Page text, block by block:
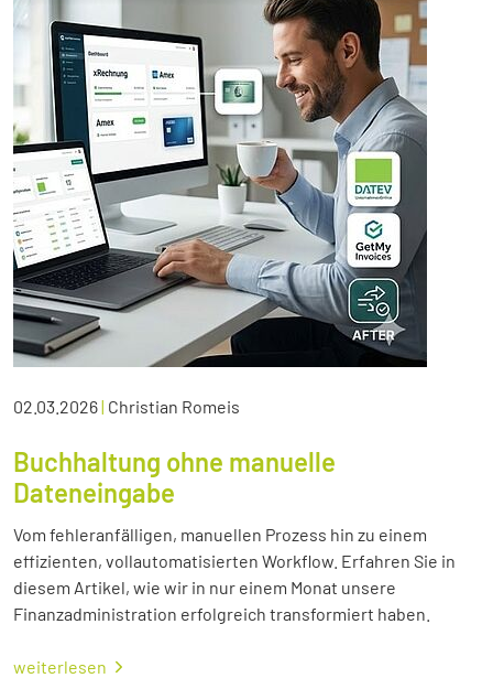
02.03.2026| Christian Romeis
Buchhaltung ohne manuelle
Dateneingabe
Vom fehleranfälligen, manuellen Prozess hin zu einem
effizienten, vollautomatisierten Workflow. Erfahren Sie in
diesem Artikel, wie wir in nur einem Monat unsere
Finanzadministration erfolgreich transformiert haben.
weiterlesen